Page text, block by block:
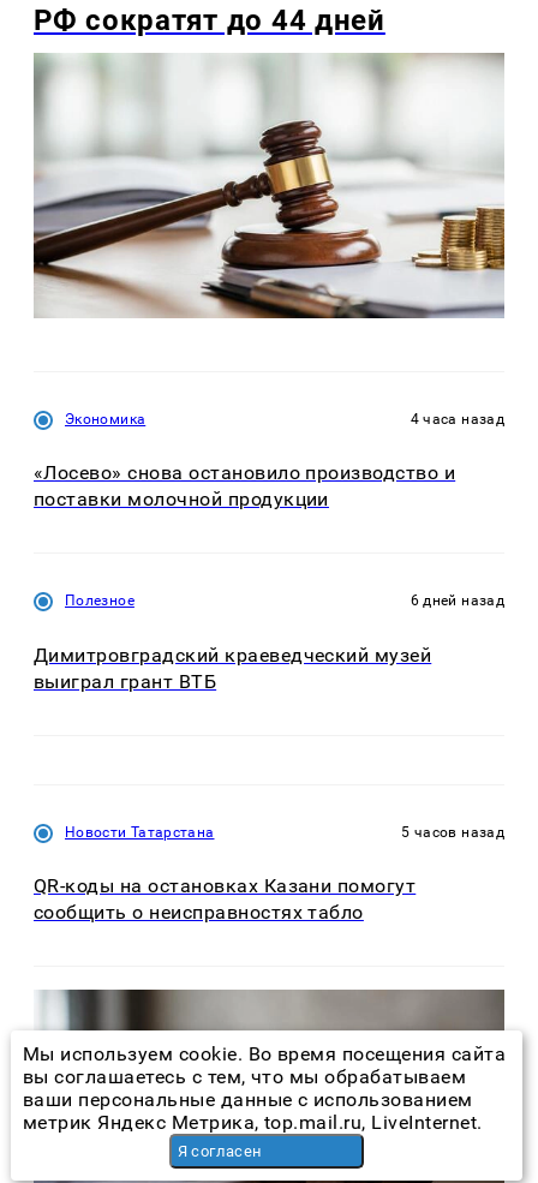
РФ сократят до 44 дней
Экономика 4 часа назад
«Лосево» снова остановило производство и
поставки молочной продукции
Полезное 6 дней назад
Димитровградский краеведческий музей
выиграл грант ВТБ
Новости Татарстана 5 часов назад
QR-коды на остановках Казани помогут
сообщить о неисправностях табло
Мы используем cookie. Во время посещения сайта
вы соглашаетесь с тем, что мы обрабатываем
ваши персональные данные с использованием
метрик Яндекс Метрика, top.mail.ru, LiveInternet.
Я согласен